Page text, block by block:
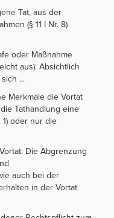
Tat, aus der
(§ 11 I Nr. 8)
oder Maßnahme
aus). Absichtlich
...
Merkmale die Vortat
Tathandlung eine
1) oder nur die
Die Abgrenzung
auch bei der
in der Vortat